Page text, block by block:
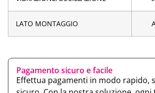
LATO MONTAGGIO
Pagamento sicuro e facile
Effettua pagamenti in modo rapido,